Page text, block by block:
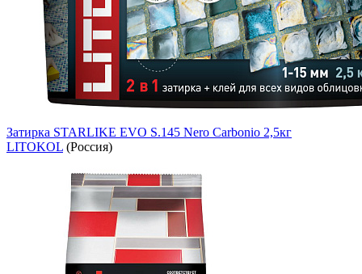
Затирка STARLIKE EVO S.145 Nero Carbonio 2,5кг
LITOKOL (Россия)